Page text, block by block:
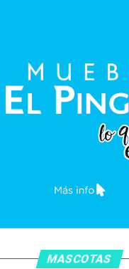
MASCOTAS